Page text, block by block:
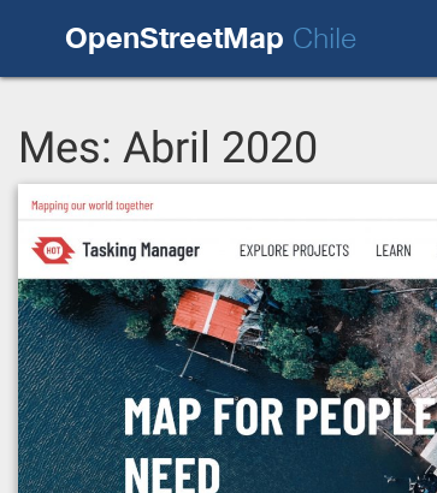
OpenStreetMap Chile
Mes: Abril 2020